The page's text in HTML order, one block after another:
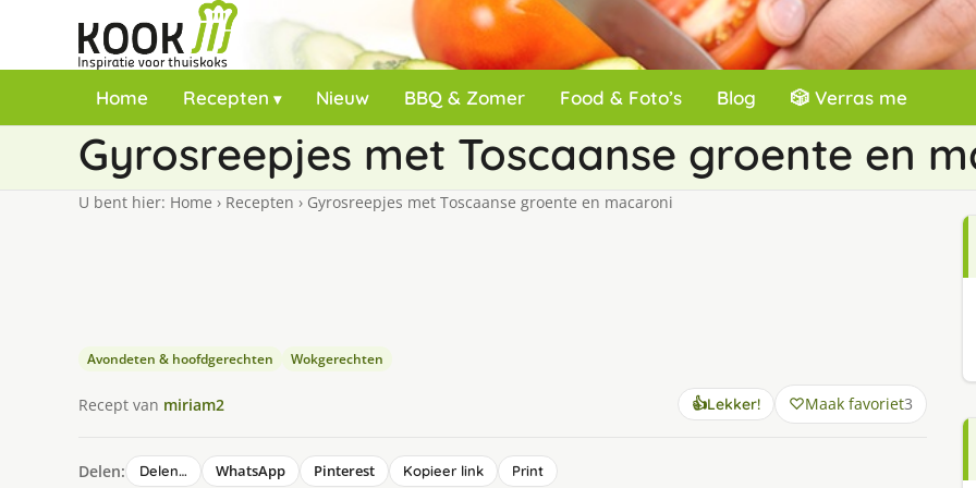
Home Recepten Nieuw BBQ & Zomer Food & Foto’s Blog 🎲 Verras me
Gyrosreepjes met Toscaanse groente en
U bent hier: Home › Recepten › Gyrosreepjes met Toscaanse groente en macaroni
Avondeten & hoofdgerechten Wokgerechten
Recept van miriam2 👍Lekker! Maak favoriet3
Delen: Delen… WhatsApp Pinterest Kopieer link Print